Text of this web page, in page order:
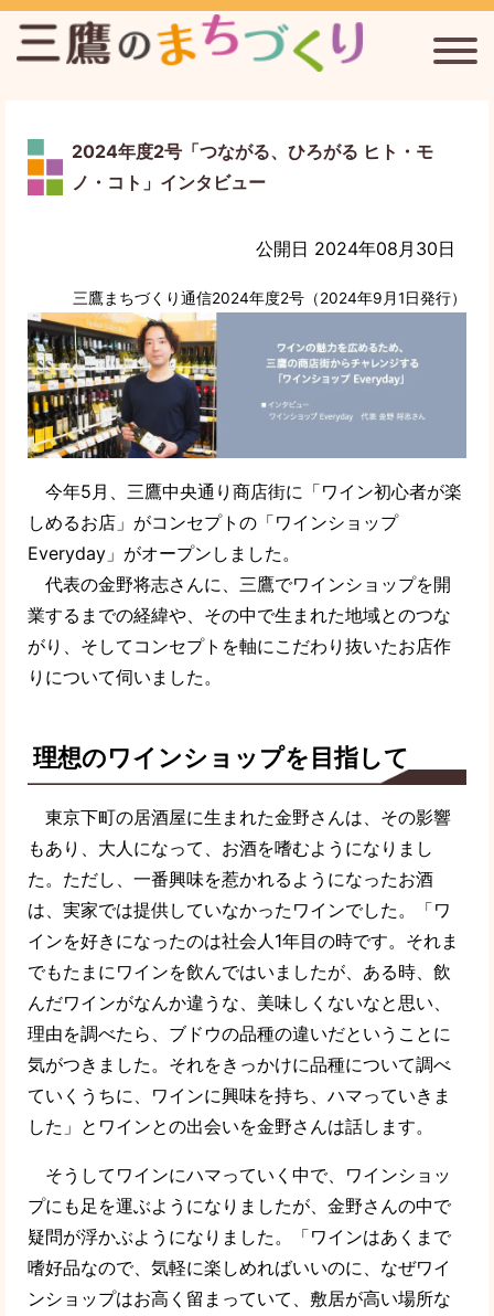
三鷹台駅周辺のまちづくりを考える会
新川宿まちづくり協議会
三鷹まちづくり通信
三鷹のまちづくりについて
2024年度2号「つながる、ひろがる ヒト・モ
ノ・コト」インタビュー
公開日 2024年08月30日
三鷹まちづくり通信2024年度2号（2024年9月1日発行）
今年5月、三鷹中央通り商店街に「ワイン初心者が楽
しめるお店」がコンセプトの「ワインショップ
Everyday」がオープンしました。
代表の金野将志さんに、三鷹でワインショップを開
業するまでの経緯や、その中で生まれた地域とのつな
がり、そしてコンセプトを軸にこだわり抜いたお店作
りについて伺いました。
理想のワインショップを目指して
東京下町の居酒屋に生まれた金野さんは、その影響
もあり、大人になって、お酒を嗜むようになりまし
た。ただし、一番興味を惹かれるようになったお酒
は、実家では提供していなかったワインでした。「ワ
インを好きになったのは社会人1年目の時です。それま
でもたまにワインを飲んではいましたが、ある時、飲
んだワインがなんか違うな、美味しくないなと思い、
理由を調べたら、ブドウの品種の違いだということに
気がつきました。それをきっかけに品種について調べ
ていくうちに、ワインに興味を持ち、ハマっていきま
した」とワインとの出会いを金野さんは話します。
そうしてワインにハマっていく中で、ワインショッ
プにも足を運ぶようになりましたが、金野さんの中で
疑問が浮かぶようになりました。「ワインはあくまで
嗜好品なので、気軽に楽しめればいいのに、なぜワイ
ンショップはお高く留まっていて、敷居が高い場所な